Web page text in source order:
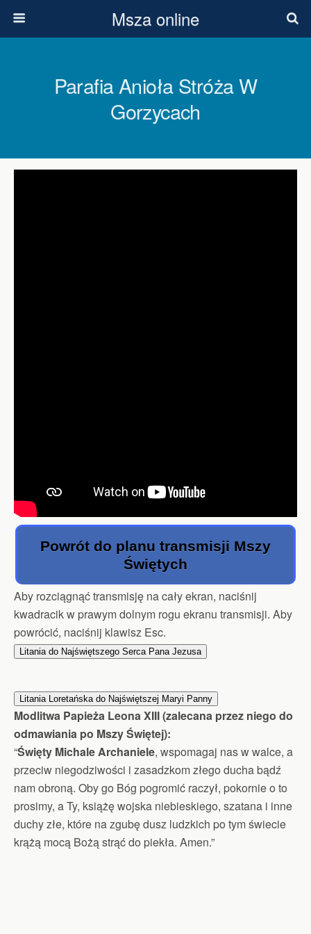
Msza online
Parafia Anioła Stróża W
Gorzycach
Powrót do planu transmisji Mszy
Świętych
Aby rozciągnąć transmisję na cały ekran, naciśnij
kwadracik w prawym dolnym rogu ekranu transmisji. Aby
powrócić, naciśnij klawisz Esc.
Litania do Najświętszego Serca Pana Jezusa
Litania Loretańska do Najświętszej Maryi Panny
Modlitwa Papieża Leona XIII (zalecana przez niego do
odmawiania po Mszy Świętej):
“Święty Michale Archaniele, wspomagaj nas w walce, a
przeciw niegodziwości i zasadzkom złego ducha bądź
nam obroną. Oby go Bóg pogromić raczył, pokornie o to
prosimy, a Ty, książę wojska niebieskiego, szatana i inne
duchy złe, które na zgubę dusz ludzkich po tym świecie
krążą mocą Bożą strąć do piekła. Amen.”